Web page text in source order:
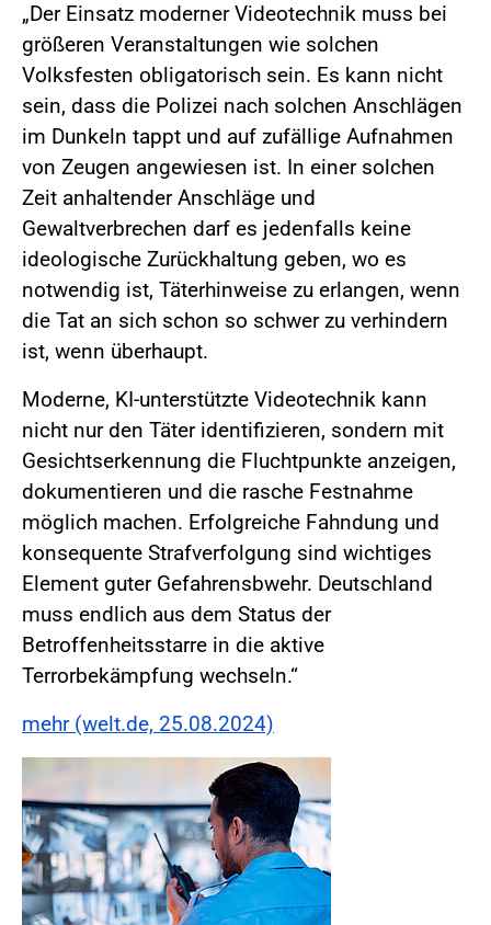
„Der Einsatz moderner Videotechnik muss bei
größeren Veranstaltungen wie solchen
Volksfesten obligatorisch sein. Es kann nicht
sein, dass die Polizei nach solchen Anschlägen
im Dunkeln tappt und auf zufällige Aufnahmen
von Zeugen angewiesen ist. In einer solchen
Zeit anhaltender Anschläge und
Gewaltverbrechen darf es jedenfalls keine
ideologische Zurückhaltung geben, wo es
notwendig ist, Täterhinweise zu erlangen, wenn
die Tat an sich schon so schwer zu verhindern
ist, wenn überhaupt.
Moderne, KI-unterstützte Videotechnik kann
nicht nur den Täter identifizieren, sondern mit
Gesichtserkennung die Fluchtpunkte anzeigen,
dokumentieren und die rasche Festnahme
möglich machen. Erfolgreiche Fahndung und
konsequente Strafverfolgung sind wichtiges
Element guter Gefahrensbwehr. Deutschland
muss endlich aus dem Status der
Betroffenheitsstarre in die aktive
Terrorbekämpfung wechseln.“
mehr (welt.de, 25.08.2024)